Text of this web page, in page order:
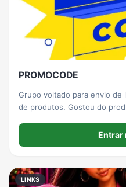
PROMOCODE
Grupo voltado para envio de
de produtos. Gostou do produto e do preço? Não demore
Entrar
LINKS